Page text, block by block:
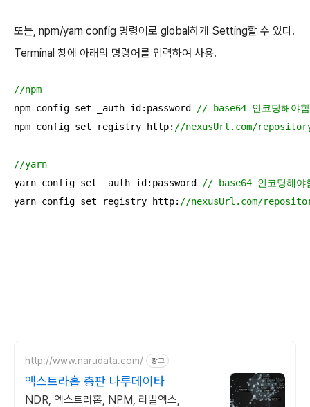
또는, npm/yarn config 명령어로 global하게 Setting할 수 있다.
Terminal 창에 아래의 명령어를 입력하여 사용.
//npm
npm config set _auth id:password
// base64 인코딩해야함
npm config set registry http: //nexusUrl.com/
//yarn
yarn config set _auth id:password
// base64 인코딩해야
yarn config set registry http: //nexusUrl.com/
http://www.narudata.com/ 광고
엑스트라홉 총판 나루데이타
NDR, 엑스트라홉, NPM, 리빌엑스,